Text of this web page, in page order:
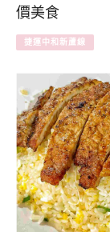
價美食
捷運中和新蘆線